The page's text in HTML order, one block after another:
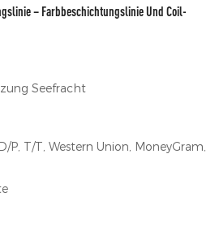
– Farbbeschichtungslinie Und Coil-
Seefracht
P, T/T, Western Union, MoneyGram,